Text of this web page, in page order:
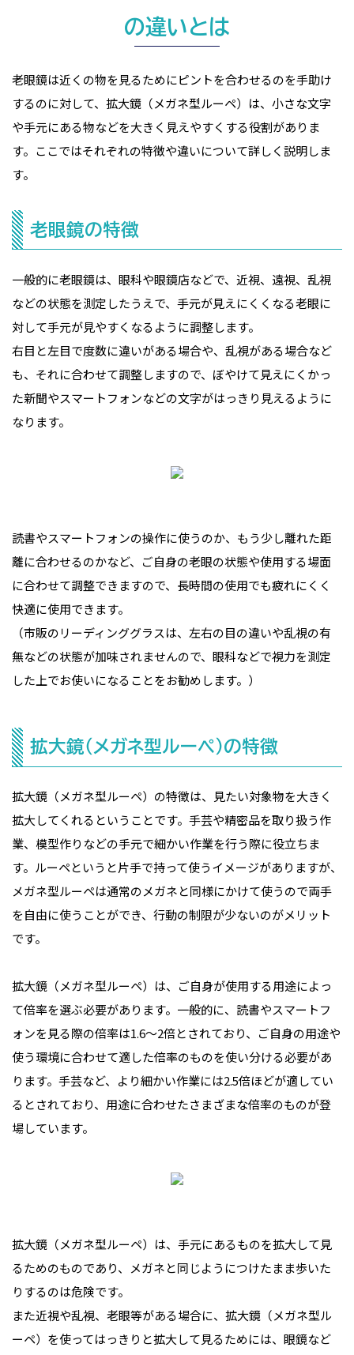
の違いとは
老眼鏡は近くの物を見るためにピントを合わせるのを手助け
するのに対して、拡大鏡（メガネ型ルーペ）は、小さな文字
や手元にある物などを大きく見えやすくする役割がありま
す。ここではそれぞれの特徴や違いについて詳しく説明しま
す。
老眼鏡の特徴
一般的に老眼鏡は、眼科や眼鏡店などで、近視、遠視、乱視
などの状態を測定したうえで、手元が見えにくくなる老眼に
対して手元が見やすくなるように調整します。
右目と左目で度数に違いがある場合や、乱視がある場合など
も、それに合わせて調整しますので、ぼやけて見えにくかっ
た新聞やスマートフォンなどの文字がはっきり見えるように
なります。
読書やスマートフォンの操作に使うのか、もう少し離れた距
離に合わせるのかなど、ご自身の老眼の状態や使用する場面
に合わせて調整できますので、長時間の使用でも疲れにくく
快適に使用できます。
（市販のリーディンググラスは、左右の目の違いや乱視の有
無などの状態が加味されませんので、眼科などで視力を測定
した上でお使いになることをお勧めします。）
拡大鏡（メガネ型ルーペ）の特徴
拡大鏡（メガネ型ルーペ）の特徴は、見たい対象物を大きく
拡大してくれるということです。手芸や精密品を取り扱う作
業、模型作りなどの手元で細かい作業を行う際に役立ちま
す。ルーペというと片手で持って使うイメージがありますが、
メガネ型ルーペは通常のメガネと同様にかけて使うので両手
を自由に使うことができ、行動の制限が少ないのがメリット
です。
拡大鏡（メガネ型ルーペ）は、ご自身が使用する用途によっ
て倍率を選ぶ必要があります。一般的に、読書やスマートフ
ォンを見る際の倍率は1.6〜2倍とされており、ご自身の用途や
使う環境に合わせて適した倍率のものを使い分ける必要があ
ります。手芸など、より細かい作業には2.5倍ほどが適してい
るとされており、用途に合わせたさまざまな倍率のものが登
場しています。
拡大鏡（メガネ型ルーペ）は、手元にあるものを拡大して見
るためのものであり、メガネと同じようにつけたまま歩いた
りするのは危険です。
また近視や乱視、老眼等がある場合に、拡大鏡（メガネ型ル
ーペ）を使ってはっきりと拡大して見るためには、眼鏡など